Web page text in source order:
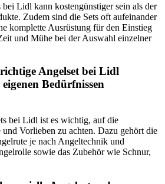
Lidl kann kostengünstiger sein als der
Zudem sind die Sets oft aufeinander
komplette Ausrüstung für den Einstieg
und Mühe bei der Auswahl einzelner
Angelset bei Lidl
Bedürfnissen
bei Lidl ist es wichtig, auf die
Vorlieben zu achten. Dazu gehört die
je nach Angeltechnik und
sowie das Zubehör wie Schnur,